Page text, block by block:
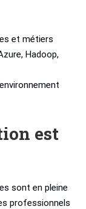
et métiers
Hadoop,
est
sont en pleine
professionnels